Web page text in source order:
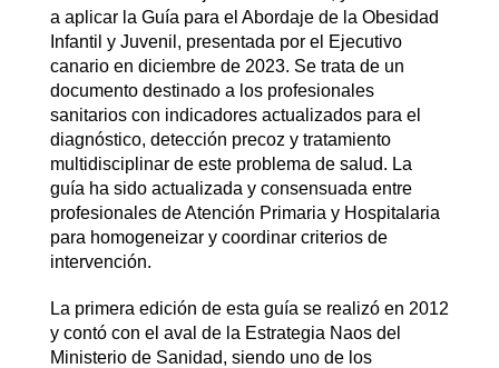
a aplicar la Guía para el Abordaje de la Obesidad
Infantil y Juvenil, presentada por el Ejecutivo
canario en diciembre de 2023. Se trata de un
documento destinado a los profesionales
sanitarios con indicadores actualizados para el
diagnóstico, detección precoz y tratamiento
multidisciplinar de este problema de salud. La
guía ha sido actualizada y consensuada entre
profesionales de Atención Primaria y Hospitalaria
para homogeneizar y coordinar criterios de
intervención.
La primera edición de esta guía se realizó en 2012
y contó con el aval de la Estrategia Naos del
Ministerio de Sanidad, siendo uno de los